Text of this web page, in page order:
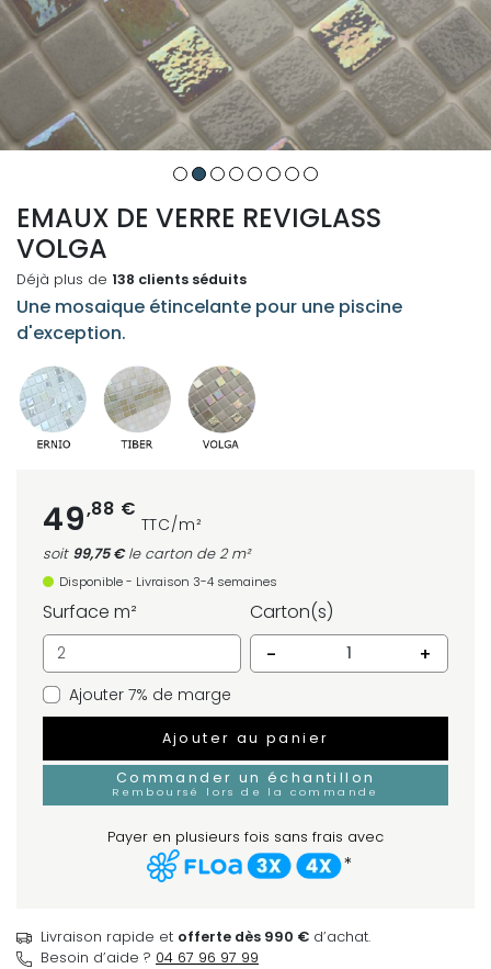
EMAUX DE VERRE REVIGLASS
VOLGA
Déjà plus de 138 clients séduits
Une mosaique étincelante pour une piscine
d'exception.
49,88 €
TTC/m²
soit 99,75 €le carton de 2 m²
Disponible - Livraison 3-4 semaines
Surface m²
Carton(s)
-
+
Ajouter 7% de marge
Ajouter au panier
Commander un échantillon
Remboursé lors de la commande
Payer en plusieurs fois sans frais avec
*
Livraison rapide et offerte dès 990 € d’achat.
Besoin d’aide ? 04 67 96 97 99